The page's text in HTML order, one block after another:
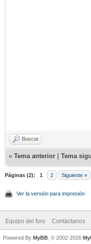
Buscar
« Tema anterior Tema
Páginas (2): 1 2 Siguiente »
Ver la versión para impresión
Equipo del foro Contáctanos
Powered By MyBB , © 2002-2026